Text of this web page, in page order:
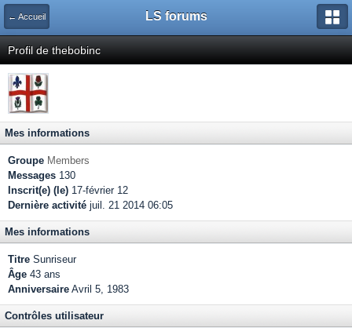
← Accueil LS forums
Profil de thebobinc
Mes informations
Groupe Members
Messages 130
Inscrit(e) (le) 17-février 12
Dernière activité juil. 21 2014 06:05
Mes informations
Titre Sunriseur
Âge 43 ans
Anniversaire Avril 5, 1983
Contrôles utilisateur